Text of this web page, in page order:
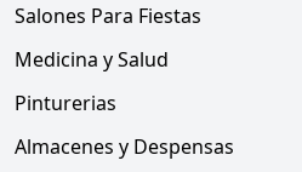
Salones Para Fiestas
Medicina y Salud
Pinturerias
Almacenes y Despensas